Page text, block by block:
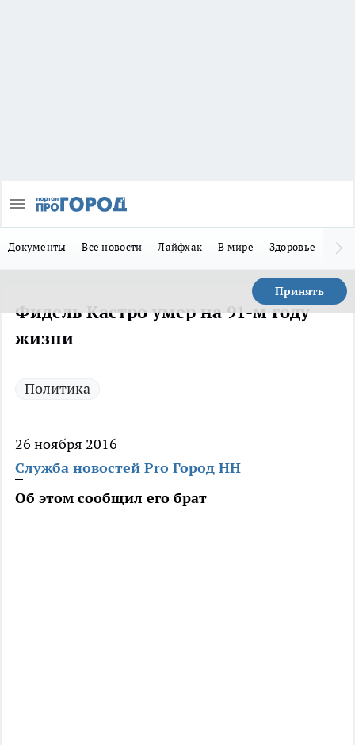
Документы Все новости Лайфхак В мире Здоровье
Принять
Фидель Кастро умер на 91-м году
жизни
Политика
26 ноября 2016
Служба новостей Pro Город НН
Об этом сообщил его брат